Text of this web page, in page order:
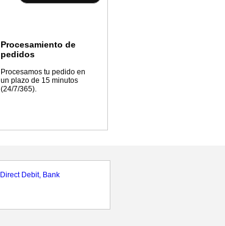
Procesamiento de
pedidos
Procesamos tu pedido en
un plazo de 15 minutos
(24/7/365).